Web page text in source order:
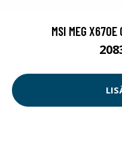
MSI MEG X670E